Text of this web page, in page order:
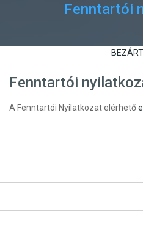
Fenntartói
Fenntartói
A Fenntartói Nyilatkozat elérhető